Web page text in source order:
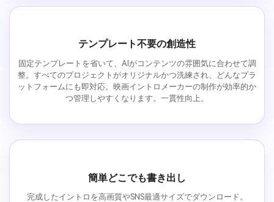
テンプレート不要の創造性
固定テンプレートを省いて、AIがコンテンツの雰囲気に合わせて調
整。すべてのプロジェクトがオリジナルかつ洗練され、どんなプラ
ットフォームにも即対応。映画イントロメーカーの制作が効率的か
つ管理しやすくなります。一貫性向上。
簡単どこでも書き出し
完成したイントロを高画質やSNS最適サイズでダウンロード。